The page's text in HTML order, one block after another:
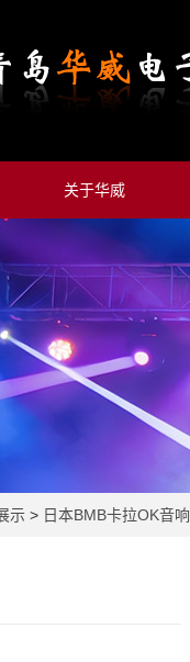
关于华威
示 > 日本BMB卡拉OK音响